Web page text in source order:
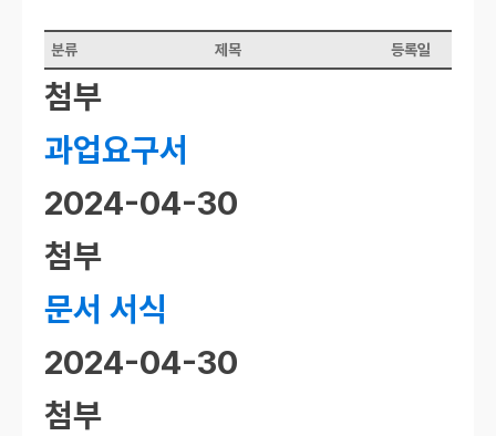
분류 제목 등록일
첨부
과업요구서
2024-04-30
첨부
문서 서식
2024-04-30
첨부